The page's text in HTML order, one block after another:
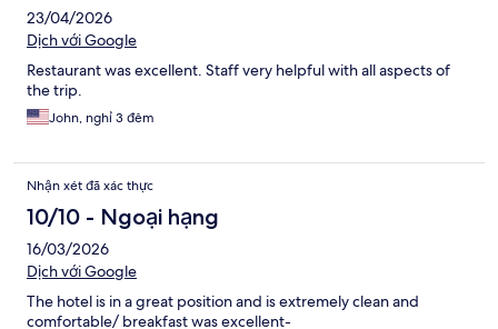
23/04/2026
Dịch với Google
Restaurant was excellent. Staff very helpful with all aspects of
the trip.
John, nghỉ 3 đêm
Nhận xét đã xác thực
10/10 - Ngoại hạng
16/03/2026
Dịch với Google
The hotel is in a great position and is extremely clean and
comfortable/ breakfast was excellent-